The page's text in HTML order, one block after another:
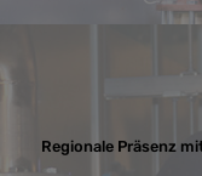
Regionale Präsenz